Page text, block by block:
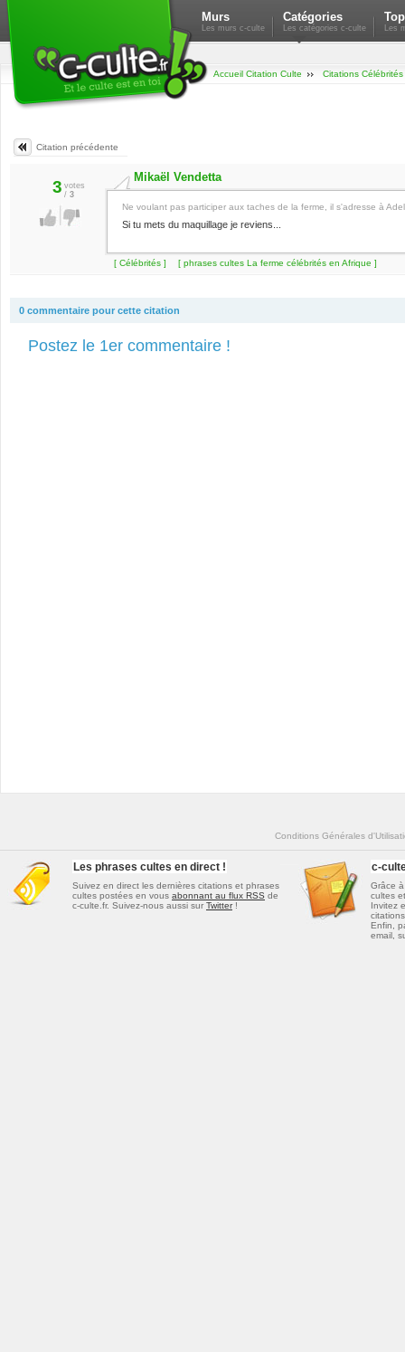
Murs
Les murs c-culte
Catégories
Les catégories c-culte Les
Accueil Citation Culte Citations Célébrités
Citation précédente
3 votes
/ 3
Mikaël Vendetta
Ne voulant pas participer aux taches de la ferme, il s'adresse à
Si tu mets du maquillage je reviens...
[ Célébrités ] [ phrases cultes La ferme célébrités en Afrique ]
0 commentaire pour cette citation
Postez le 1er commentaire !
Conditions Générales
Les phrases cultes en direct !
Suivez en direct les dernières citations et phrases
cultes postées en vous abonnant au flux RSS de
c-culte.fr. Suivez-nous aussi sur Twitter!
c-
Grâce
cultes
Invitez
citations
Enfin,
email,